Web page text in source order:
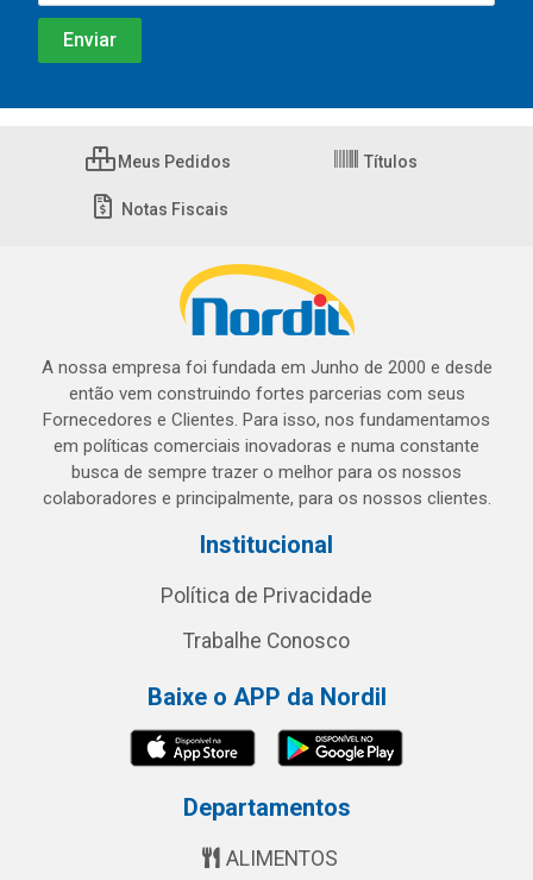
Meus Pedidos Títulos
Notas Fiscais
A nossa empresa foi fundada em Junho de 2000 e desde
então vem construindo fortes parcerias com seus
Fornecedores e Clientes. Para isso, nos fundamentamos
em políticas comerciais inovadoras e numa constante
busca de sempre trazer o melhor para os nossos
colaboradores e principalmente, para os nossos clientes.
Institucional
Política de Privacidade
Trabalhe Conosco
Baixe o APP da Nordil
Departamentos
ALIMENTOS